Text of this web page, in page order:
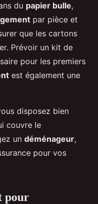
du papier bulle,
par pièce et
que les cartons
Prévoir un kit de
pour les premiers
est également une
disposez bien
couvre le
un déménageur,
pour vos
pour